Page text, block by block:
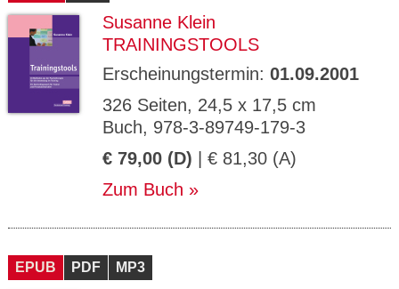
Susanne Klein
TRAININGSTOOLS
Erscheinungstermin: 01.09.2001
326 Seiten, 24,5 x 17,5 cm
Buch, 978-3-89749-179-3
€ 79,00 (D) | € 81,30 (A)
Zum Buch
EPUB PDF MP3